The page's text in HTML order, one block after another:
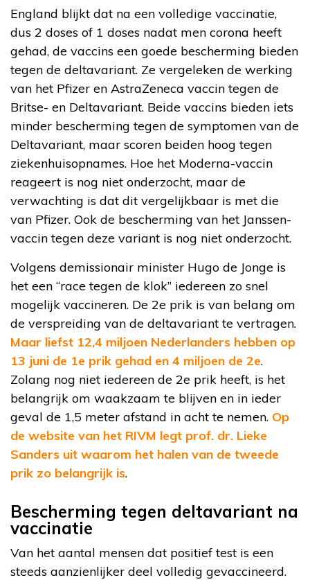
England blijkt dat na een volledige vaccinatie,
dus 2 doses of 1 doses nadat men corona heeft
gehad, de vaccins een goede bescherming bieden
tegen de deltavariant. Ze vergeleken de werking
van het Pfizer en AstraZeneca vaccin tegen de
Britse- en Deltavariant. Beide vaccins bieden iets
minder bescherming tegen de symptomen van de
Deltavariant, maar scoren beiden hoog tegen
ziekenhuisopnames. Hoe het Moderna-vaccin
reageert is nog niet onderzocht, maar de
verwachting is dat dit vergelijkbaar is met die
van Pfizer. Ook de bescherming van het Janssen-
vaccin tegen deze variant is nog niet onderzocht.
Volgens demissionair minister Hugo de Jonge is
het een “race tegen de klok” iedereen zo snel
mogelijk vaccineren. De 2e prik is van belang om
de verspreiding van de deltavariant te vertragen.
Maar liefst 12,4 miljoen Nederlanders hebben op
13 juni de 1e prik gehad en 4 miljoen de 2e.
Zolang nog niet iedereen de 2e prik heeft, is het
belangrijk om waakzaam te blijven en in ieder
geval de 1,5 meter afstand in acht te nemen. Op
de website van het RIVM legt prof. dr. Lieke
Sanders uit waarom het halen van de tweede
prik zo belangrijk is.
Bescherming tegen deltavariant na
vaccinatie
Van het aantal mensen dat positief test is een
steeds aanzienlijker deel volledig gevaccineerd.